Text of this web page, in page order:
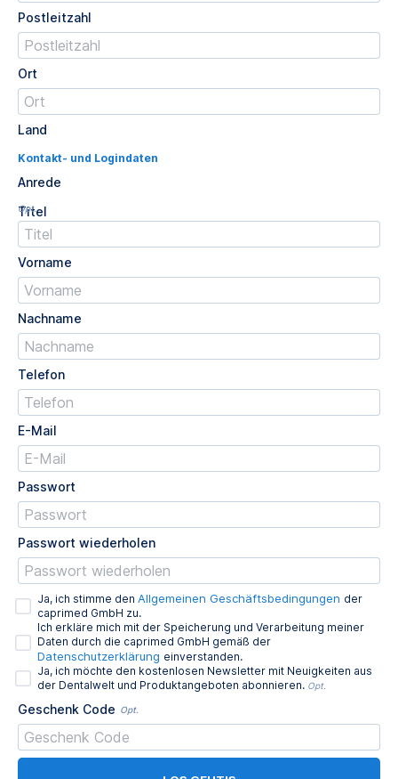
Postleitzahl
Ort
Land
Kontakt- und Logindaten
Anrede
Titel
Opt.
Vorname
Nachname
Telefon
E-Mail
Passwort
Passwort wiederholen
Ja, ich stimme den Allgemeinen Geschäftsbedingungen der
caprimed GmbH zu.
Ich erkläre mich mit der Speicherung und Verarbeitung meiner
Daten durch die caprimed GmbH gemäß der
Datenschutzerklärung einverstanden.
Ja, ich möchte den kostenlosen Newsletter mit Neuigkeiten aus
der Dentalwelt und Produktangeboten abonnieren. Opt.
Geschenk Code Opt.